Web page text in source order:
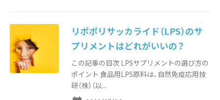
リポポリサッカライド（LPS）のサ
プリメントはどれがいいの？
この記事の目次 LPSサプリメントの選び方の
ポイント 食品用LPS原料は、自然免疫応用技
研（株）（以...